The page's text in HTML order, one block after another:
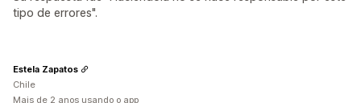
tipo de errores".
Estela Zapatos
Chile
Mais de 2 anos usando o app